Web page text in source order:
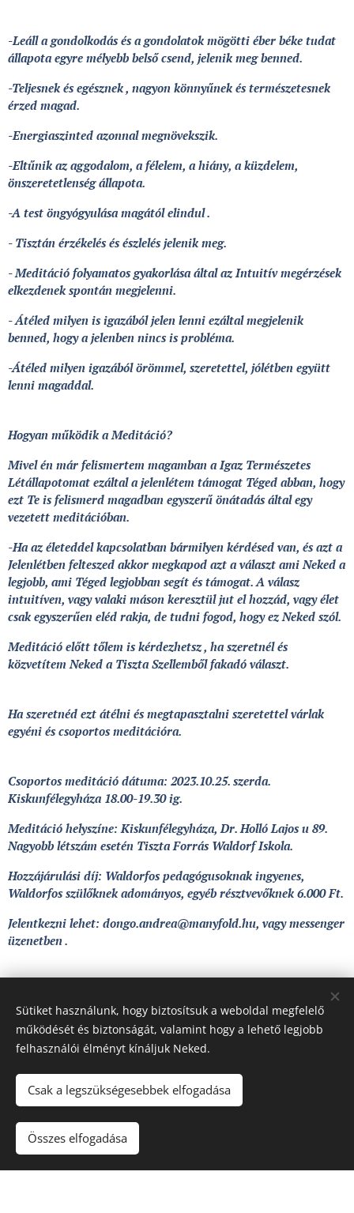
-Leáll a gondolkodás és a gondolatok mögötti éber béke tudat
állapota egyre mélyebb belső csend, jelenik meg benned.
-Teljesnek és egésznek , nagyon könnyűnek és természetesnek
érzed magad.
-Energiaszinted azonnal megnövekszik.
-Eltűnik az aggodalom, a félelem, a hiány, a küzdelem,
önszeretetlenség állapota.
-A test öngyógyulása magától elindul .
- Tisztán érzékelés és észlelés jelenik meg.
- Meditáció folyamatos gyakorlása által az Intuitív megérzések
elkezdenek spontán megjelenni.
- Átéled milyen is igazából jelen lenni ezáltal megjelenik
benned, hogy a jelenben nincs is probléma.
-Átéled milyen igazából örömmel, szeretettel, jólétben együtt
lenni magaddal.
Hogyan működik a Meditáció?
Mivel én már felismertem magamban a Igaz Természetes
Létállapotomat ezáltal a jelenlétem támogat Téged abban, hogy
ezt Te is felismerd magadban egyszerű önátadás által egy
vezetett meditációban.
-Ha az életeddel kapcsolatban bármilyen kérdésed van, és azt a
Jelenlétben felteszed akkor megkapod azt a választ ami Neked a
legjobb, ami Téged legjobban segít és támogat. A válasz
intuitíven, vagy valaki máson keresztül jut el hozzád, vagy élet
csak egyszerűen eléd rakja, de tudni fogod, hogy ez Neked szól.
Meditáció előtt tőlem is kérdezhetsz , ha szeretnél és
közvetítem Neked a Tiszta Szellemből fakadó választ.
Ha szeretnéd ezt átélni és megtapasztalni szeretettel várlak
egyéni és csoportos meditációra.
Csoportos meditáció dátuma: 2023.10.25. szerda.
Kiskunfélegyháza 18.00-19.30 ig.
Meditáció helyszíne: Kiskunfélegyháza, Dr. Holló Lajos u 89.
Nagyobb létszám esetén Tiszta Forrás Waldorf Iskola.
Hozzájárulási díj: Waldorfos pedagógusoknak ingyenes,
Waldorfos szülőknek adományos, egyéb résztvevőknek 6.000 Ft.
Jelentkezni lehet: dongo.andrea@manyfold.hu, vagy messenger
üzenetben .
© 2018 Örökkévaló Teljesség,
Az oldalt a
Sütiket használunk, hogy biztosítsuk a weboldal megfelelő
működését és biztonságát, valamint hogy a lehető legjobb
felhasználói élményt kínáljuk Neked.
Csak a legszükségesebbek elfogadása
Összes elfogadása